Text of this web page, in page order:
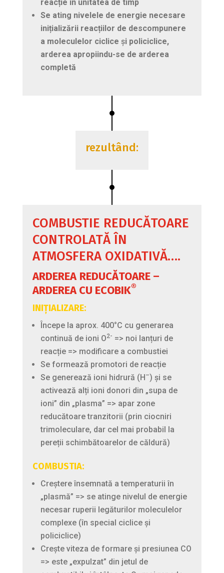
reacție în unitatea de timp
Se ating nivelele de energie necesare
inițializării reacțiilor de descompunere
a moleculelor ciclice și policiclice,
arderea apropiindu-se de arderea
completă
rezultând:
COMBUSTIE REDUCĂTOARE
CONTROLATĂ ÎN
ATMOSFERA OXIDATIVĂ….
ARDEREA REDUCĂTOARE–
ARDEREACU ECOBIK®
INIȚIALIZARE:
Începe la aprox. 400°C cu generarea
continuă de ioni O2- => noi lanțuri de
reacție => modificare a combustiei
Se formează promotori de reacție
Se generează ioni hidrură (H–) și se
activează alți ioni donori din „supa de
ioni” din „plasma” => apar zone
reducătoare tranzitorii (prin ciocniri
trimoleculare, dar cel mai probabil la
pereții schimbătoarelor de căldură)
COMBUSTIA:
Creștere însemnată a temperaturii în
„plasmă” => se atinge nivelul de energie
necesar ruperii legăturilor moleculelor
complexe (în special ciclice și
policiclice)
Crește viteza de formare și presiunea CO
=> este „expulzat” din jetul de